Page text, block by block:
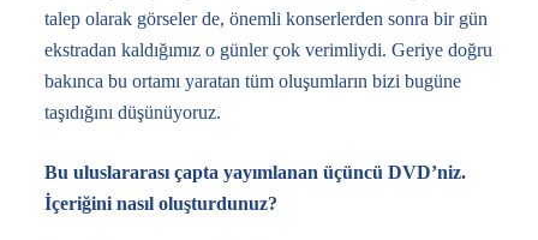
talep olarak görseler de, önemli konserlerden sonra bir gün
ekstradan kaldığımız o günler çok verimliydi. Geriye doğru
bakınca bu ortamı yaratan tüm oluşumların bizi bugüne
taşıdığını düşünüyoruz.
Bu uluslararası çapta yayımlanan üçüncü DVD’niz.
İçeriğini nasıl oluşturdunuz?